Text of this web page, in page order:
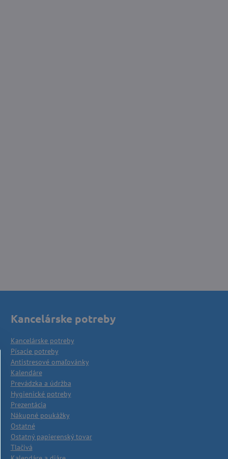
Kancelárske potreby
Kancelárske potreby
Písacie potreby
Antistresové omaľovánky
Kalendáre
Prevádzka a údržba
Hygienické potreby
Prezentácia
Nákupné poukážky
Ostatné
Ostatný papierenský tovar
Tlačivá